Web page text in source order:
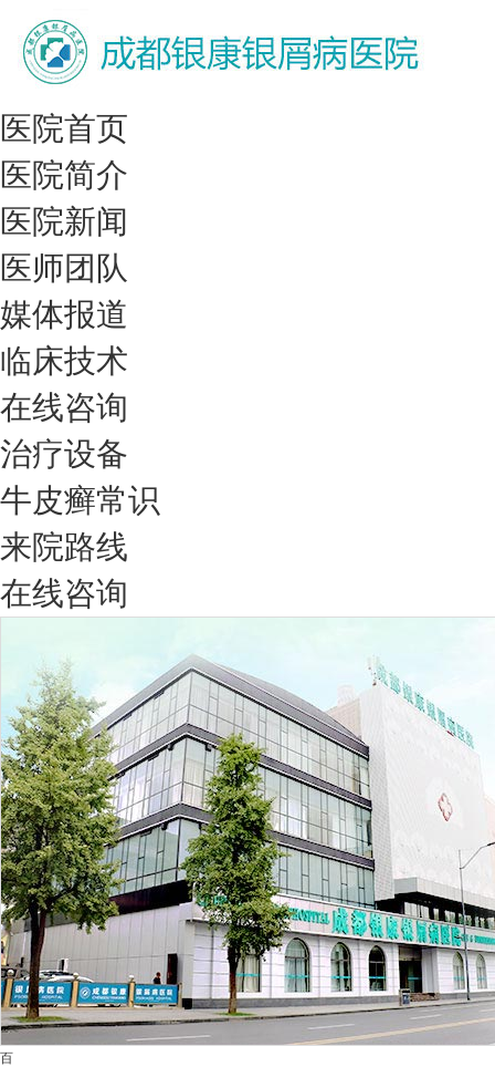
医院首页
医院简介
医院新闻
医师团队
媒体报道
临床技术
在线咨询
治疗设备
牛皮癣常识
来院路线
在线咨询
百